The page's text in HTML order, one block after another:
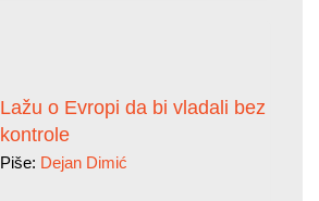
Lažu o Evropi da bi vladali bez
kontrole
Piše: Dejan Dimić